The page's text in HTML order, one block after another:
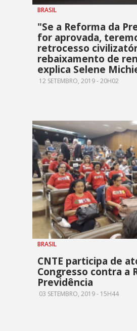
BRASIL
"Se a Reforma da
for aprovada,
retrocesso
rebaixamento de
explica Selene
12 SETEMBRO, 2019 - 20H02
BRASIL
CNTE participa de
Congresso contra a
Previdência
03 SETEMBRO, 2019 - 15H44